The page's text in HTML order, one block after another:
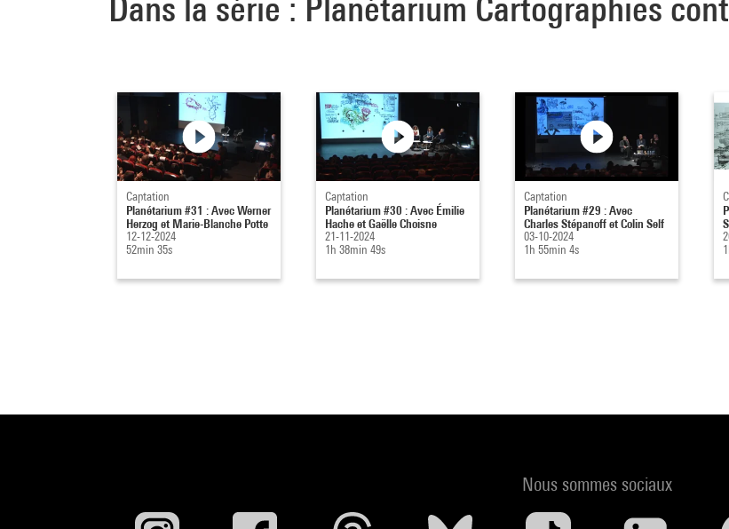
Captation
Planétarium #31 : Avec Werner
Herzog et Marie-Blanche Potte
12-12-2024
52min 35s
Captation
Planétarium #30 : Avec Émilie
Hache et Gaëlle Choisne
21-11-2024
1h 38min 49s
Captation
Planétarium #29 : Avec
Charles Stépanoff et Colin Self
03-10-2024
1h 55min 4s
Nous sommes sociaux